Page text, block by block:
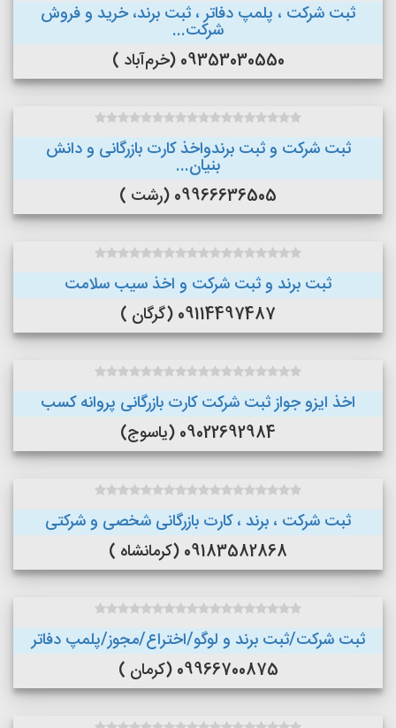
ثبت شرکت ، پلمپ دفاتر ، ثبت برند، خرید و فروش
شرکت...
09353030550 (خرم‌آباد )
ثبت شرکت و ثبت برندواخذ کارت بازرگانی و دانش
بنیان...
09966636505 (رشت )
ثبت برند و ثبت شرکت و اخذ سیب سلامت
09114497487 (گرگان )
اخذ ایزو جواز ثبت شرکت کارت بازرگانی پروانه کسب
09022692984 (یاسوج)
ثبت شرکت ، برند ، کارت بازرگانی شخصی و شرکتی
09183582868 (کرمانشاه )
ثبت شرکت/ثبت برند و لوگو/اختراع/مجوز/پلمپ دفاتر
09966700875 (کرمان )